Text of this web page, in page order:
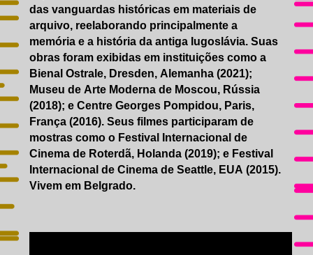
das vanguardas históricas em materiais de
arquivo, reelaborando principalmente a
memória e a história da antiga Iugoslávia. Suas
obras foram exibidas em instituições como a
Bienal Ostrale, Dresden, Alemanha (2021);
Museu de Arte Moderna de Moscou, Rússia
(2018); e Centre Georges Pompidou, Paris,
França (2016). Seus filmes participaram de
mostras como o Festival Internacional de
Cinema de Roterdã, Holanda (2019); e Festival
Internacional de Cinema de Seattle, EUA (2015).
Vivem em Belgrado.